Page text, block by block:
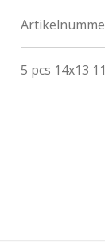
5 pcs 14x13